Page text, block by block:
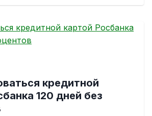
кредитной
120 дней без